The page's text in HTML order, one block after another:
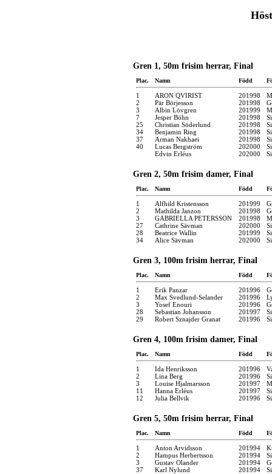
Gren 1, 50m frisim herrar, Final
Plac. Namn Född
1 ARON QVIRIST 201998
2
Pär Börjesson 201998
3
Albin Lövgren 201999
7
Jesper Böhn 201998
25
Christian Söderlund 201998
34
Benjamin Ring 201998
37
Arman Nakhaei 201998
40
Lucas Bergström 202000
Edvin Erléus
202000
Gren 2, 50m frisim damer, Final
Plac. Namn Född
1 Alfhild Kristensson 201999
2
Mathilda Janzon 201998
3
GABRIELLA PETERSSON 201998
27
Cathrine Sävman 202000
28
Beatrice Wallin 201999
34
Alice Sävman 202000
Gren 3, 100m frisim herrar, Final
Plac. Namn Född
1 Erik Panzar 201996
2
Max Svedlund-Selander 201996
3
Yosef Enouri 201996
28
Sebastian Johansson 201997
29
Robert Sznajder Granat 201996
Gren 4, 100m frisim damer, Final
Plac. Namn Född
1 Ida Henriksson 201996
2
Lina Berg 201996
3
Louise Hjalmarsson 201997
11
Hanna Erléus 201997
12
Julia Bellvik 201996
Gren 5, 50m frisim herrar, Final
Plac. Namn Född
1 Anton Arvidsson 201994
2
Hampus Herbertsson 201994
3
Gustav Olander 201994
37
Karl Nylund 201994